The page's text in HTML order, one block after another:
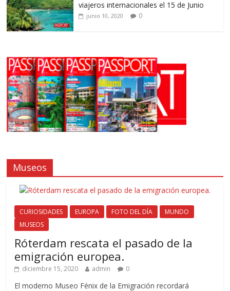
viajeros internacionales el 15 de Junio
junio 10, 2020 0
Museos
CURIOSIDADES EUROPA FOTO DEL DÍA
MUNDO
MUSEOS
Róterdam rescata el pasado de la
emigración europea.
diciembre 15, 2020 admin 0
El moderno Museo Fénix de la Emigración recordará